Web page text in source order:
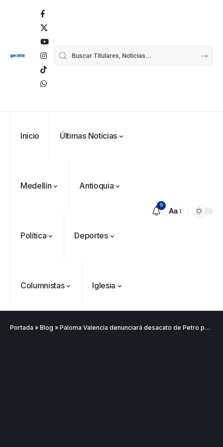
Inicio Últimas Noticias
Medellín Antioquia
Política Deportes
Columnistas Iglesia
9
Aa
Portada » Blog » Paloma Valencia denunciará desacato de Petro por no rectificar ni pedir disculpas públicas